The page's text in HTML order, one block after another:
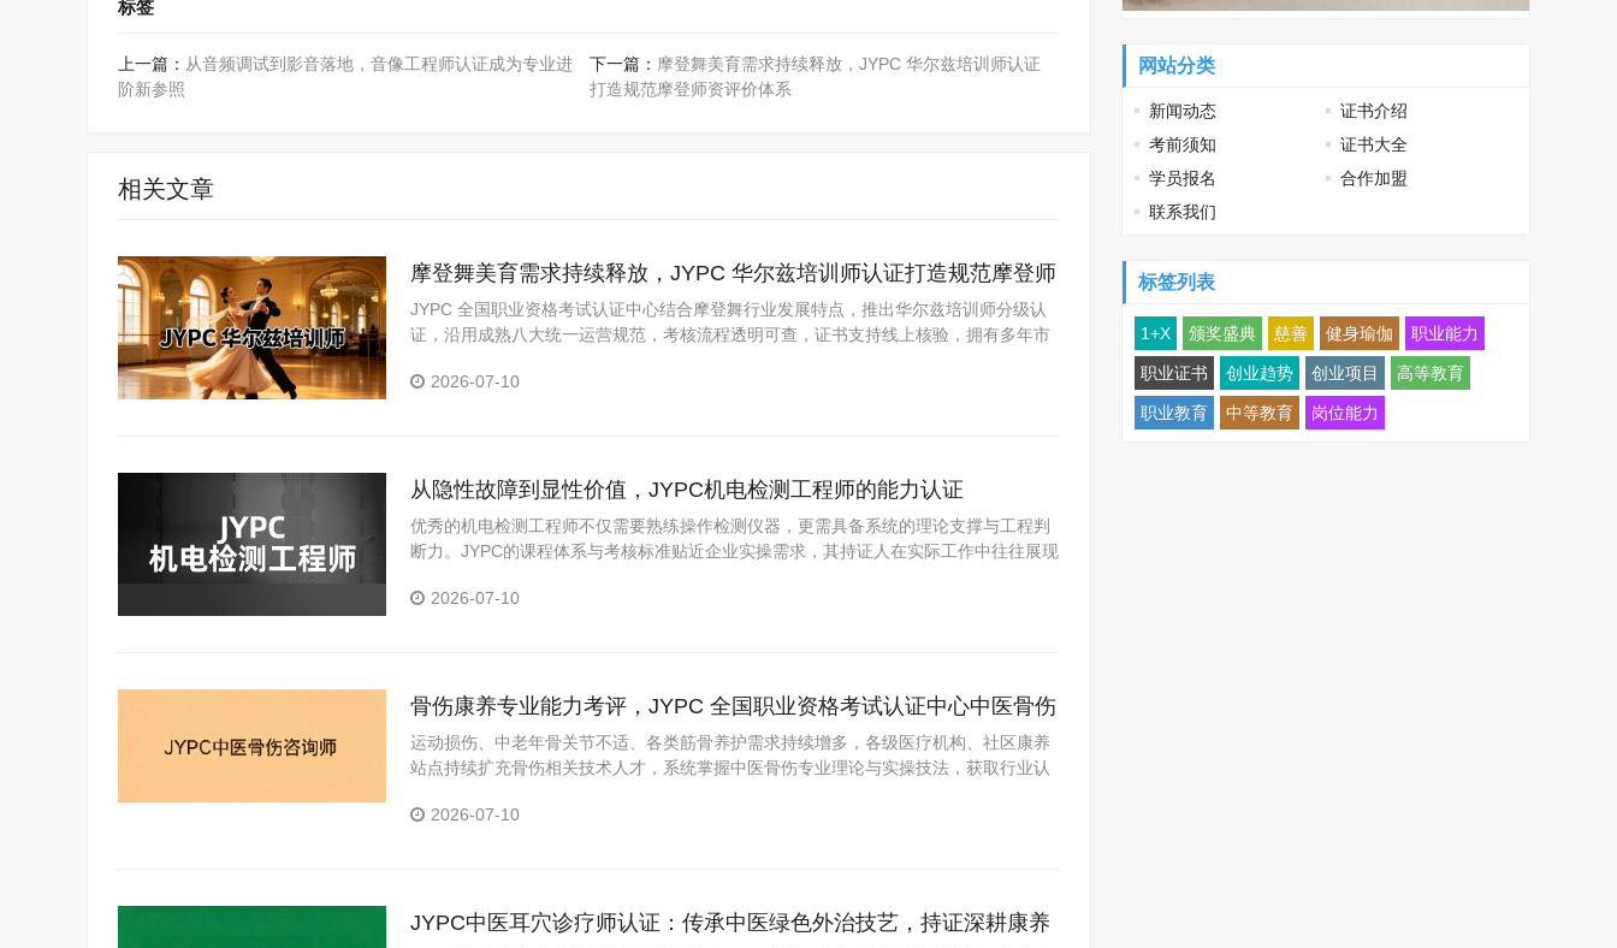
标签
上一篇： 从音频调试到影音落地，音像工程师认证成为专业进
阶新参照
下一篇： 摩登舞美育需求持续释放，JYPC 华尔兹培训师认证
打造规范摩登师资评价体系
相关文章
摩登舞美育需求持续释放，JYPC 华尔兹培训师认证打造规范摩登师
资评价体系
JYPC 全国职业资格考试认证中心结合摩登舞行业发展特点，推出华尔兹培训师分级认
证，沿用成熟八大统一运营规范，考核流程透明可查，证书支持线上核验，拥有多年市
2026-07-10
从隐性故障到显性价值，JYPC机电检测工程师的能力认证
优秀的机电检测工程师不仅需要熟练操作检测仪器，更需具备系统的理论支撑与工程判
断力。JYPC的课程体系与考核标准贴近企业实操需求，其持证人在实际工作中往往展现
2026-07-10
骨伤康养专业能力考评，JYPC 全国职业资格考试认证中心中医骨伤
咨询师标准化培训认证
运动损伤、中老年骨关节不适、各类筋骨养护需求持续增多，各级医疗机构、社区康养
站点持续扩充骨伤相关技术人才，系统掌握中医骨伤专业理论与实操技法，获取行业认
的稳妥路径。
2026-07-10
JYPC中医耳穴诊疗师认证：传承中医绿色外治技艺，持证深耕康养
网站分类
新闻动态
证书介绍
考前须知
证书大全
学员报名
合作加盟
联系我们
标签列表
1+X 颁奖盛典 慈善 健身瑜伽 职业能力
职业证书 创业趋势 创业项目 高等教育
职业教育 中等教育 岗位能力